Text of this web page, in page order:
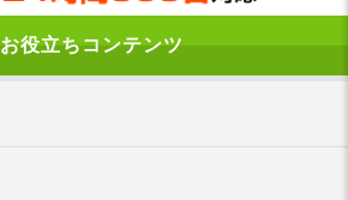
お役立ちコンテンツ